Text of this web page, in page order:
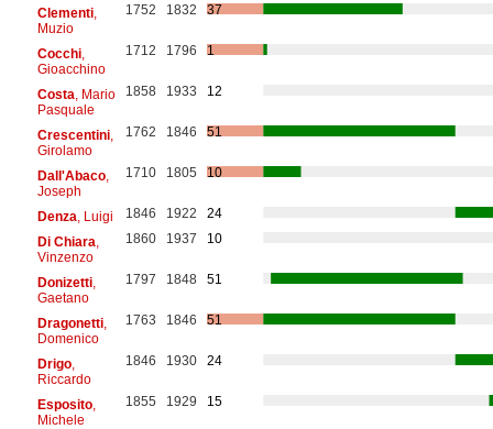
Clementi,
Muzio
1752 1832 37
Cocchi,
Gioacchino
1712 1796 1
Costa , Mario
Pasquale
1858 1933 12
Crescentini,
Girolamo
1762 1846 51
Dall'Abaco,
Joseph
1710 1805 10
Denza , Luigi 1846 1922
24
Di Chiara
Vinzenzo
1860 1937 10
Donizetti,
Gaetano
1797 1848 51
Dragonetti,
Domenico
1763 1846 51
Drigo,
Riccardo
1846 1930 24
Esposito,
Michele
1855 1929 15